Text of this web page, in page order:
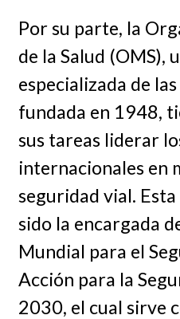
Por su parte, la
de la Salud (OMS),
especializada de
fundada en 1948,
sus tareas liderar
internacionales en
seguridad vial.
sido la encargada
Mundial para el
Acción para la
2030, el cual sirve